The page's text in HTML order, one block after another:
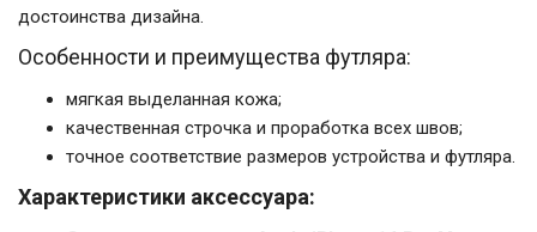
достоинства дизайна.
Особенности и преимущества футляра:
мягкая выделанная кожа;
качественная строчка и проработка всех швов;
точное соответствие размеров устройства и футляра.
Характеристики аксессуара: